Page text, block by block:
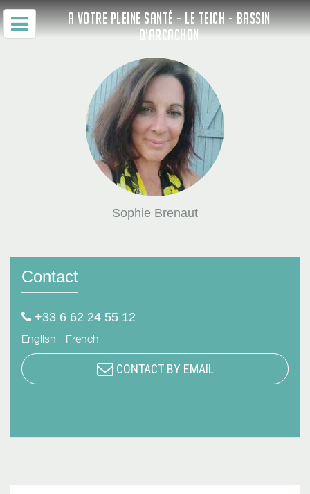
A VOTRE PLEINE SANTÉ - LE TEICH - BASSIN
D'ARCACHON
Sophie Brenaut
Contact
+33 6 62 24 55 12
English French
CONTACT BY EMAIL